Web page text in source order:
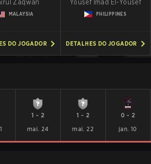
Zaqwan
MALAYSIA
DO JOGADOR
Yousef Imad El-Yousef
PHILIPPINES
DETALHES DO JOGADOR
1 - 2
mai. 24
1 - 2
mai. 22
0 - 2
jan. 10